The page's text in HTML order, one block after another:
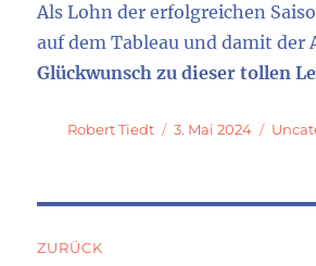
Als Lohn der erfolgreichen
auf dem Tableau und damit der
Glückwunsch zu dieser tollen
Autor
Robert Tiedt
Veröffentlicht
3. Mai 2024
ZURÜCK